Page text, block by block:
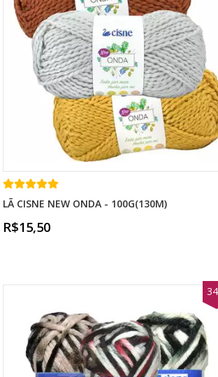
LÃ CISNE NEW ONDA - 100G(130M)
R$15,50